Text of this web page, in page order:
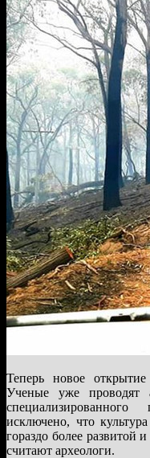
Теперь новое открытие
Ученые уже проводят
исключено, что
гораздо более развитой
считают археологи.